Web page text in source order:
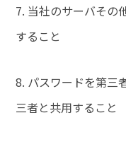
7. 当社のサーバその
すること
8. パスワードを第三
三者と共用すること